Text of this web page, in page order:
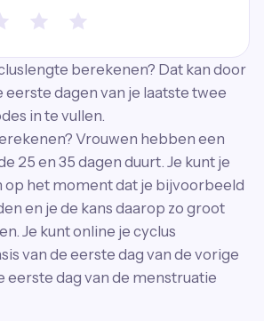
berekenen? Dat kan door
eerste dagen van je laatste twee
in te vullen.
Vrouwen hebben een
25 en 35 dagen duurt. Je kunt je
op het moment dat je bijvoorbeeld
en je de kans daarop zo groot
Je kunt online je cyclus
van de eerste dag van de vorige
eerste dag van de menstruatie